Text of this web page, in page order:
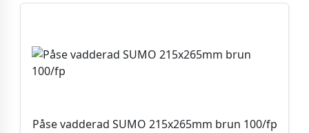
Påse vadderad SUMO 215x265mm brun 100/fp